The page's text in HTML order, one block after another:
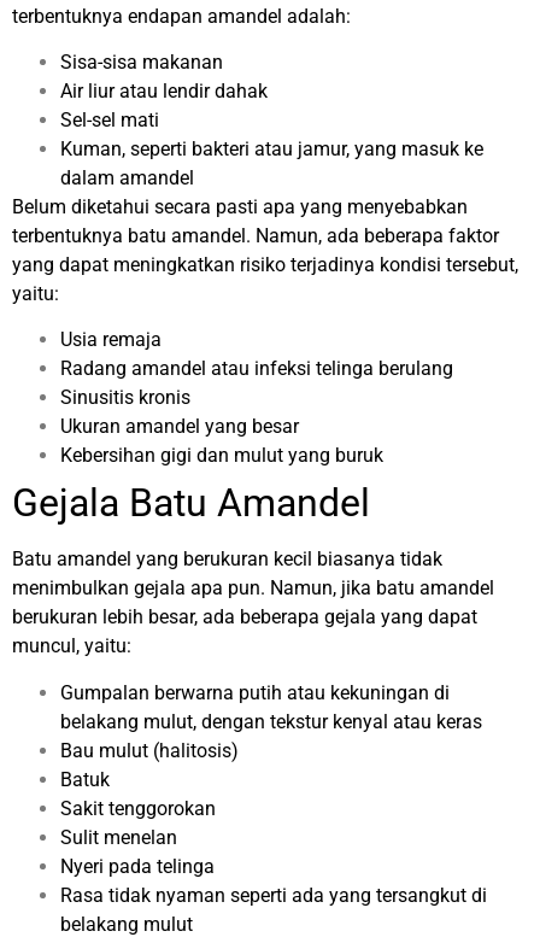
terbentuknya endapan amandel adalah:
Sisa-sisa makanan
Air liur atau lendir dahak
Sel-sel mati
Kuman, seperti bakteri atau jamur, yang masuk ke
dalam amandel
Belum diketahui secara pasti apa yang menyebabkan
terbentuknya batu amandel. Namun, ada beberapa faktor
yang dapat meningkatkan risiko terjadinya kondisi tersebut,
yaitu:
Usia remaja
Radang amandel atau infeksi telinga berulang
Sinusitis kronis
Ukuran amandel yang besar
Kebersihan gigi dan mulut yang buruk
Gejala Batu Amandel
Batu amandel yang berukuran kecil biasanya tidak
menimbulkan gejala apa pun. Namun, jika batu amandel
berukuran lebih besar, ada beberapa gejala yang dapat
muncul, yaitu:
Gumpalan berwarna putih atau kekuningan di
belakang mulut, dengan tekstur kenyal atau keras
Bau mulut (halitosis)
Batuk
Sakit tenggorokan
Sulit menelan
Nyeri pada telinga
Rasa tidak nyaman seperti ada yang tersangkut di
belakang mulut